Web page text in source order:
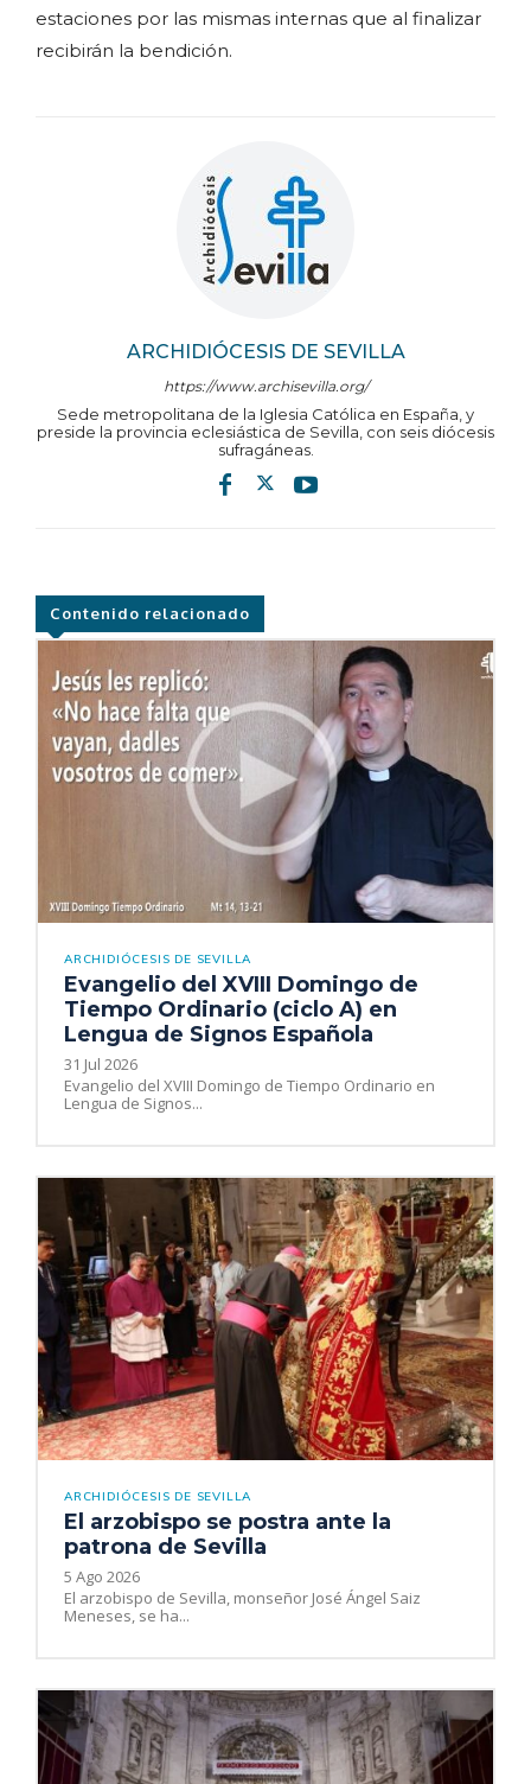
ARCHIDIÓCESIS DE SEVILLA
https://www.archisevilla.org/
Sede metropolitana de la Iglesia Católica en España, y
preside la provincia eclesiástica de Sevilla, con seis diócesis
sufragáneas.
estaciones por las mismas internas que al finalizar
recibirán la bendición.
Contenido relacionado
ARCHIDIÓCESIS DE SEVILLA
Evangelio del XVIII Domingo de
Tiempo Ordinario (ciclo A) en
Lengua de Signos Española
31 Jul 2026
Evangelio del XVIII Domingo de Tiempo Ordinario en
Lengua de Signos...
ARCHIDIÓCESIS DE SEVILLA
El arzobispo se postra ante la
patrona de Sevilla
5 Ago 2026
El arzobispo de Sevilla, monseñor José Ángel Saiz
Meneses, se ha...